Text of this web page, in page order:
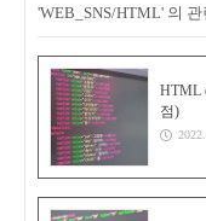
'WEB_SNS/HTML' 의 관
HTML
점)